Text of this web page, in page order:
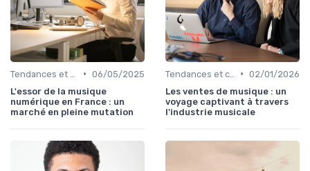
• 06/05/2025
L'essor de la musique
numérique en France : un
marché en pleine mutation
• 02/01/2026
Les ventes de musique : un
voyage captivant à travers
l'industrie musicale